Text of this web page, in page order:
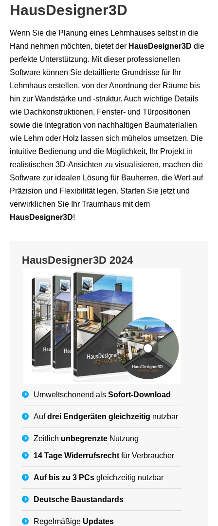
HausDesigner3D
Wenn Sie die Planung eines Lehmhauses selbst in die
Hand nehmen möchten, bietet der HausDesigner3D die
perfekte Unterstützung. Mit dieser professionellen
Software können Sie detaillierte Grundrisse für Ihr
Lehmhaus erstellen, von der Anordnung der Räume bis
hin zur Wandstärke und -struktur. Auch wichtige Details
wie Dachkonstruktionen, Fenster- und Türpositionen
sowie die Integration von nachhaltigen Baumaterialien
wie Lehm oder Holz lassen sich mühelos umsetzen. Die
intuitive Bedienung und die Möglichkeit, Ihr Projekt in
realistischen 3D-Ansichten zu visualisieren, machen die
Software zur idealen Lösung für Bauherren, die Wert auf
Präzision und Flexibilität legen. Starten Sie jetzt und
verwirklichen Sie Ihr Traumhaus mit dem
HausDesigner3D!
HausDesigner3D 2024
Umweltschonend als Sofort-Download
Aufdrei Endgeräten gleichzeitig nutzbar
Zeitlich unbegrenzte Nutzung
14 Tage Widerrufsrecht für Verbraucher
Auf bis zu 3 PCs gleichzeitig nutzbar
Deutsche Baustandards
Regelmäßige Updates